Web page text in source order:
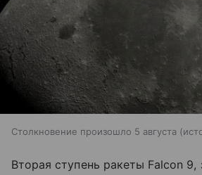
Столкновение произошло 5 августа
Вторая ступень ракеты Falcon 9,